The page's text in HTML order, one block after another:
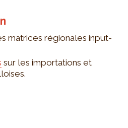
matrices régionales input-
sur les importations et